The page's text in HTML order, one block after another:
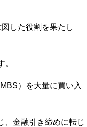
した役割を果たし
。
）を大量に買い入
、金融引き締めに転じ